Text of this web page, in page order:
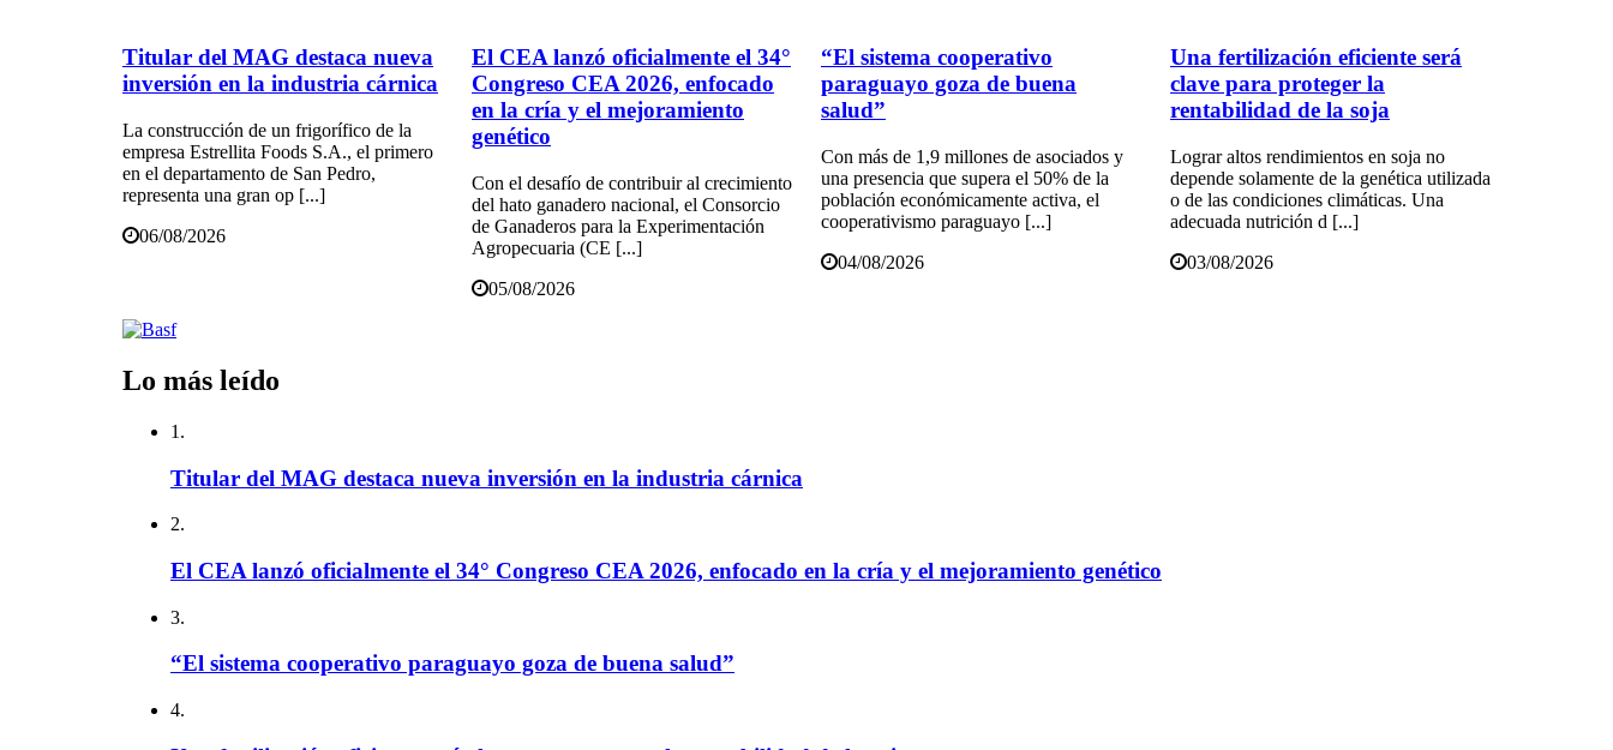
Titular del MAG destaca nueva
inversión en la industria cárnica
La construcción de un frigorífico de la
empresa Estrellita Foods S.A., el primero
en el departamento de San Pedro,
representa una gran op [...]
06/08/2026
El CEA lanzó oficialmente el 34°
Congreso CEA 2026, enfocado
en la cría y el mejoramiento
genético
Con el desafío de contribuir al crecimiento
del hato ganadero nacional, el Consorcio
de Ganaderos para la Experimentación
Agropecuaria (CE [...]
05/08/2026
“El sistema cooperativo
paraguayo goza de buena
salud”
Con más de 1,9 millones de asociados y
una presencia que supera el 50% de la
población económicamente activa, el
cooperativismo paraguayo [...]
04/08/2026
Una fertilización eficiente será
clave para proteger la
rentabilidad de la soja
Lograr altos rendimientos en soja no
depende solamente de la genética utilizada
o de las condiciones climáticas. Una
adecuada nutrición d [...]
03/08/2026
Lo más leído
1.
Titular del MAG destaca nueva inversión en la industria cárnica
2.
El CEA lanzó oficialmente el 34° Congreso CEA 2026, enfocado en la cría y el mejoramiento genético
3.
“El sistema cooperativo paraguayo goza de buena salud”
4.